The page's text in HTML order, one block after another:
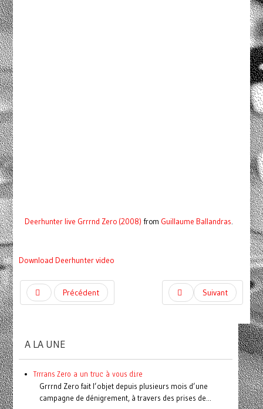
Deerhunter live Grrrnd Zero (2008) from Guillaume Ballandras.
Download Deerhunter video
Précédent Suivant
A LA UNE
Trrrans Zero a un truc à vous dire
Grrrnd Zero fait l’objet depuis plusieurs mois d’une
campagne de dénigrement, à travers des prises de...